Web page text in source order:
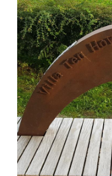
der Nähe des
sich im
Dieser Text wurde mit